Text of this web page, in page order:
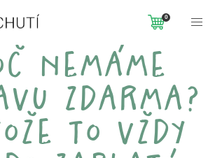
0
nemáme
zdarma?
to vždy